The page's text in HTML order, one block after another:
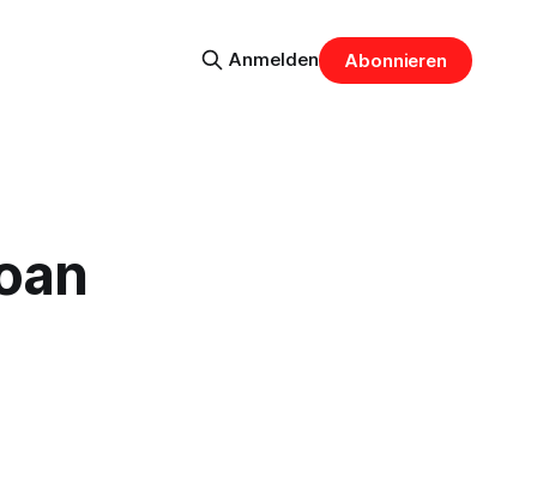
Anmelden Abonnieren